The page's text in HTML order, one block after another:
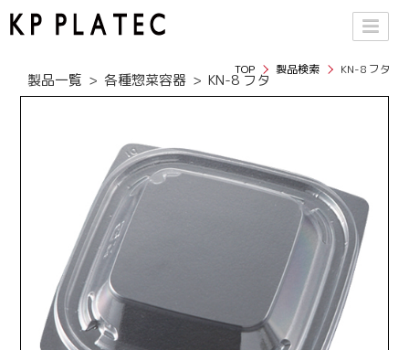
TOP 製品検索 KN-8 フタ
製品一覧 各種惣菜容器 KN-8 フタ